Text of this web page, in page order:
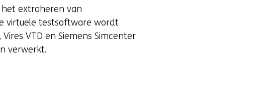
het extraheren van
virtuele testsoftware wordt
VTD en Siemens Simcenter
verwerkt.